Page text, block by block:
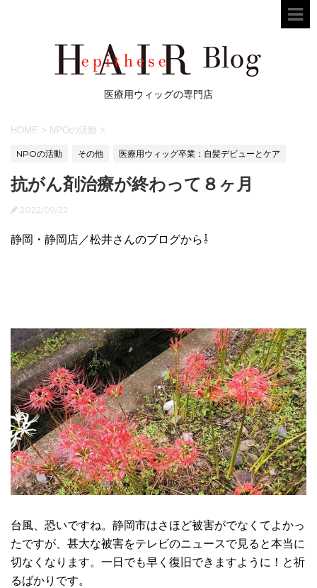
医療用ウィッグの専門店
HOME > NPOの活動 >
NPOの活動 その他 医療用ウィッグ卒業：自髪デビューとケア
抗がん剤治療が終わって８ヶ月
2022/09/22
静岡・静岡店／松井さんのブログから⇩
台風、恐いですね。静岡市はさほど被害がでなくてよかっ
たですが、甚大な被害をテレビのニュースで見ると本当に
切なくなります。一日でも早く復旧できますように！と祈
るばかりです。